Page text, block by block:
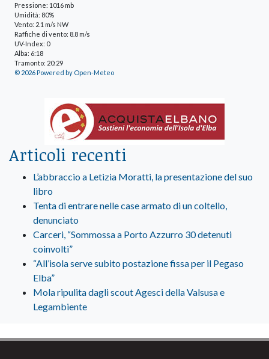
Pressione: 1016 mb
Umidità: 80%
Vento: 2.1 m/s NW
Raffiche di vento: 8.8 m/s
UV-Index: 0
Alba: 6:18
Tramonto: 20:29
© 2026 Powered by Open-Meteo
Articoli recenti
L’abbraccio a Letizia Moratti, la presentazione del suo
libro
Tenta di entrare nelle case armato di un coltello,
denunciato
Carceri, “Sommossa a Porto Azzurro 30 detenuti
coinvolti”
“All’isola serve subito postazione fissa per il Pegaso
Elba”
Mola ripulita dagli scout Agesci della Valsusa e
Legambiente